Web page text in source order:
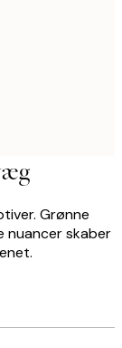
Grønne
nuancer skaber